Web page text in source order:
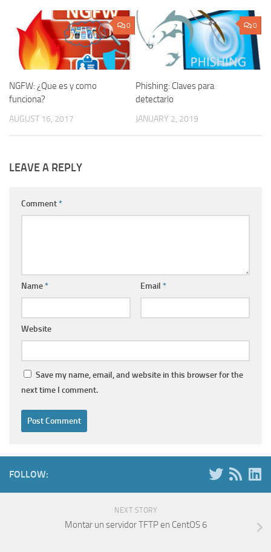
0
NGFW: ¿Que es y como
funciona?
AUGUST 16, 2017
0
Phishing: Claves para
detectarlo
JANUARY 2, 2019
LEAVE A REPLY
Comment*
Name* Email *
Website
Save my name, email, and website in this browser for the
next time I comment.
FOLLOW:
NEXT STORY
Montar un servidor TFTP en CentOS 6